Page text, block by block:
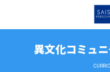
異文化コミュ